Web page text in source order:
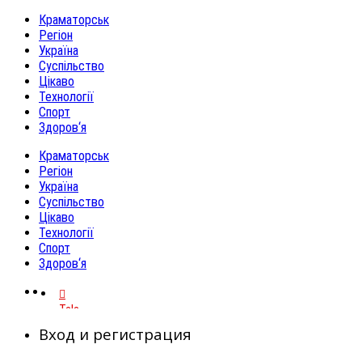
Краматорськ
Регіон
Україна
Суспільство
Цікаво
Технології
Спорт
Здоров‘я
Краматорськ
Регіон
Україна
Суспільство
Цікаво
Технології
Спорт
Здоров‘я
Telegram
Вход и регистрация